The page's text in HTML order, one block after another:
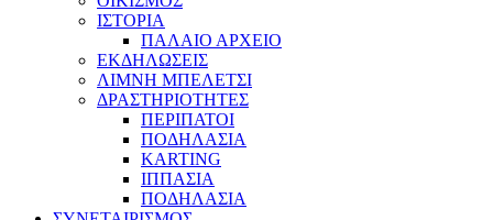
ΙΣΤΟΡΙΑ
ΠΑΛΑΙΟ ΑΡΧΕΙΟ
ΕΚΔΗΛΩΣΕΙΣ
ΛΙΜΝΗ ΜΠΕΛΕΤΣΙ
ΔΡΑΣΤΗΡΙΟΤΗΤΕΣ
ΠΕΡΙΠΑΤΟΙ
ΠΟΔΗΛΑΣΙΑ
KARTING
ΙΠΠΑΣΙΑ
ΠΟΔΗΛΑΣΙΑ